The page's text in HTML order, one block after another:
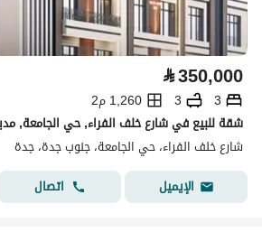
⃁350,000
3
3
1,260 م2
شارع خلف الفراء، حي الجامعة، جنوب جدة، جدة
الإيميل
اتصال